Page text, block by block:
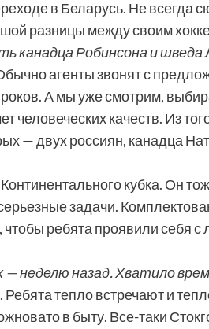
в Беларусь. Не
разницы между своим
канадца Робинсона и шведа
агенты звонят с
А мы уже смотрим,
человеческих качеств. Из
— двух россиян, канадца
кубка. Он
задачи.
чтобы ребята проявили себя
— неделю назад. Хватило
тепло встречают и
в быту. Все-таки